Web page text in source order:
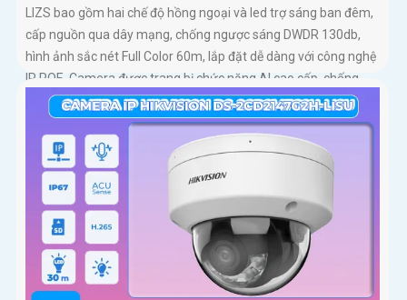
LIZS bao gồm hai chế độ hồng ngoại và led trợ sáng ban đêm,
cấp nguồn qua dây mạng, chống ngược sáng DWDR 130db,
hình ảnh sắc nét Full Color 60m, lắp đặt dễ dàng với công nghệ
IP POE. Camera được trang bị chức năng AI cao cấp, chống
ngược sáng DWDR 130db